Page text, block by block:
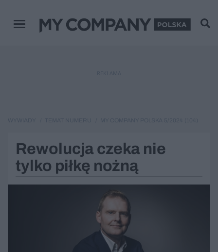
Menu główne
Rewolucja czeka nie
tylko piłkę nożną